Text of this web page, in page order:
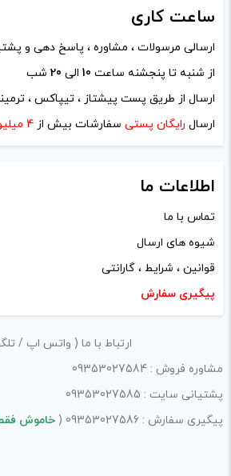
خودتان مثل شماره تماس، ایمیل و آی‌دی
پرهیز کنید.
در نظر داشته باشید هدف نهایی از ارائه‌ی
ارائه‌ی اطلاعات مشخص و دقیق برای
فرآیند خرید یک محصول توسط ایشان
با توجه به ساختار بخش نظرات، از
کیفیت ساخت:
کارایی:
امکانات و قابلیت ها:
- +
افزودن به سبد خرید
ک
ساعت کاری
ارسالی مرسولات ، مشاوره ، پاسخ دهی و
از شنبه تا پنجشنه ساعت 10 الی 20 شب
ارسال از طریق پست پیشتاز ، تیپاکس ،
ارسال رایگان پستی سفارشات بیش از 4 میلیون
اطلاعات ما
تماس با ما
شیوه های ارسال
قوانین ، شرایط ، گارانتی
پیگیری سفارش
ارتباط با ما ( واتس اپ /
مشاوره فروش : 09353027584
پشتیانی سایت : 09353027585
پیگیری سفارش : 09353027586 (
خاموش